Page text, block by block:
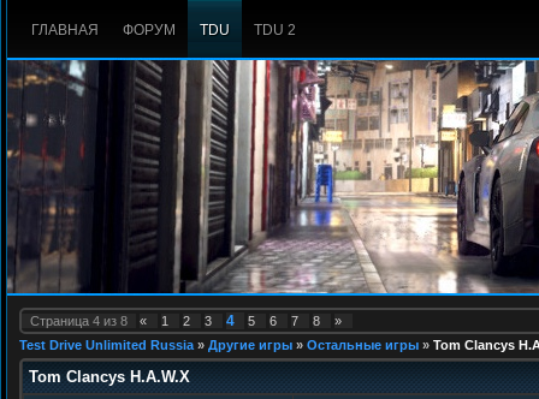
ГЛАВНАЯ ФОРУМ TDU TDU 2
Страница 4 из 8 « 1 2 3 4 5 6 7 8
»
Test Drive Unlimited Russia » Другие игры » Остальные игры » Tom Clancys
Tom Clancys H.A.W.X